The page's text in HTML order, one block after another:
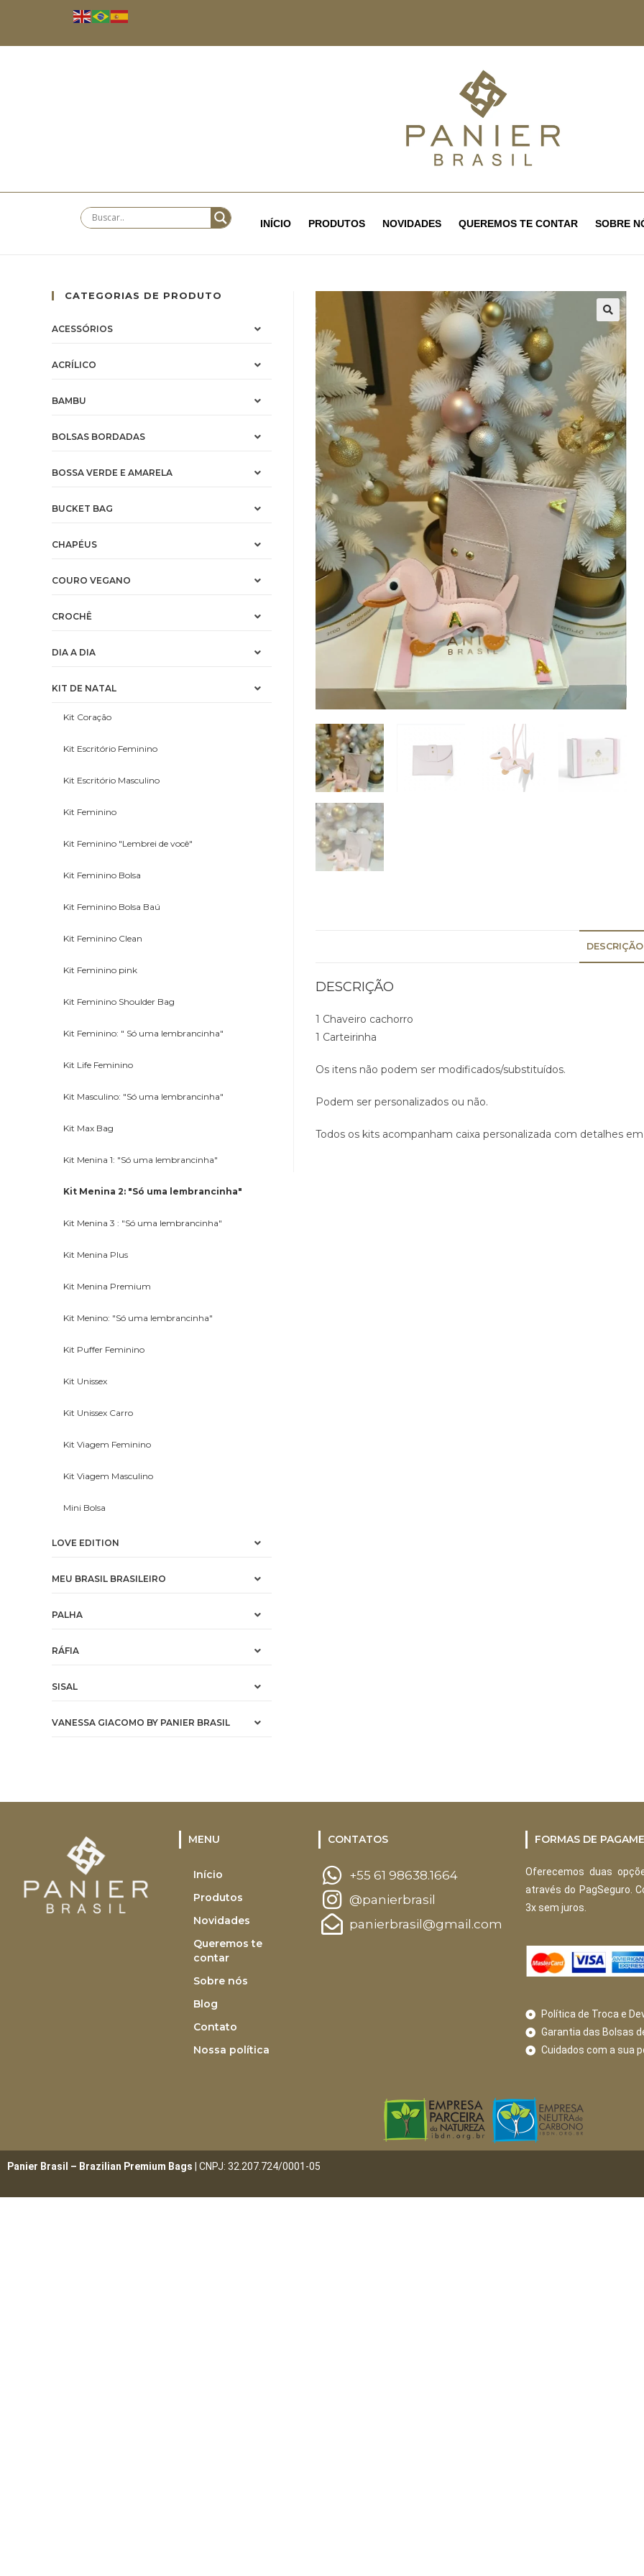
INÍCIO PRODUTOS NOVIDADES QUEREMOS TE CONTAR SOBRE
DESCRIÇÃO
DESCRIÇÃO
1 Chaveiro cachorro
1 Carteirinha
Os itens não podem ser modificados/substituídos.
Podem ser personalizados ou não.
Todos os kits acompanham caixa personalizada com detalhes
CATEGORIAS DE PRODUTO
ACESSÓRIOS
ACRÍLICO
BAMBU
BOLSAS BORDADAS
BOSSA VERDE E AMARELA
BUCKET BAG
CHAPÉUS
COURO VEGANO
CROCHÊ
DIA A DIA
KIT DE NATAL
Kit Coração
Kit Escritório Feminino
Kit Escritório Masculino
Kit Feminino
Kit Feminino "Lembrei de você"
Kit Feminino Bolsa
Kit Feminino Bolsa Baú
Kit Feminino Clean
Kit Feminino pink
Kit Feminino Shoulder Bag
Kit Feminino: " Só uma lembrancinha"
Kit Life Feminino
Kit Masculino: "Só uma lembrancinha"
Kit Max Bag
Kit Menina 1: "Só uma lembrancinha"
Kit Menina 2: "Só uma lembrancinha"
Kit Menina 3 : "Só uma lembrancinha"
Kit Menina Plus
Kit Menina Premium
Kit Menino: "Só uma lembrancinha"
Kit Puffer Feminino
Kit Unissex
Kit Unissex Carro
Kit Viagem Feminino
Kit Viagem Masculino
Mini Bolsa
LOVE EDITION
MEU BRASIL BRASILEIRO
PALHA
RÁFIA
SISAL
VANESSA GIACOMO BY PANIER BRASIL
MENU
Início
Produtos
Novidades
Queremos te
contar
Sobre nós
Blog
Contato
Nossa política
CONTATOS
+55 61 98638.1664
@panierbrasil
panierbrasil@gmail.com
FORMAS DE
Oferecemos duas
através do PagSeguro.
3x sem juros.
Política de Troca e
Garantia das Bolsas
Cuidados com a sua
Panier Brasil – Brazilian Premium Bags | CNPJ: 32.207.724/0001-05